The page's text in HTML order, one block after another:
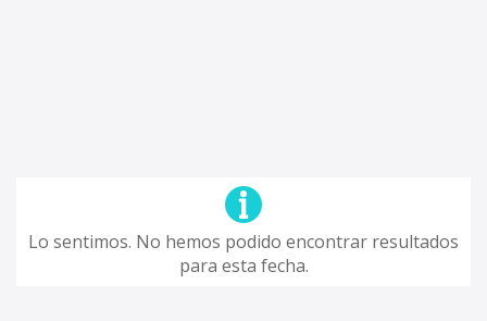
Lo sentimos. No hemos podido encontrar resultados
para esta fecha.